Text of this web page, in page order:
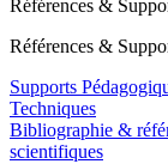
Références &
Références &
Supports
Techniques
Bibliographie &
scientifiques